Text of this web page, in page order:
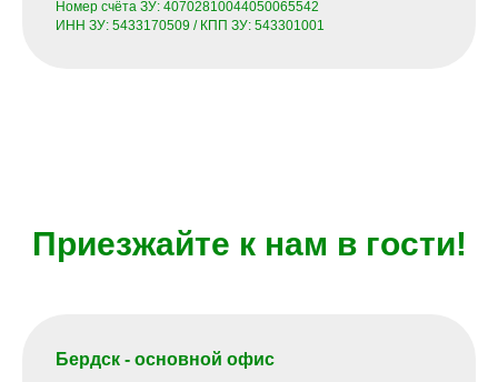
Номер счёта ЗУ: 40702810044050065542
ИНН ЗУ: 5433170509 / КПП ЗУ: 543301001
Приезжайте к нам в гости!
Бердск - основной офис